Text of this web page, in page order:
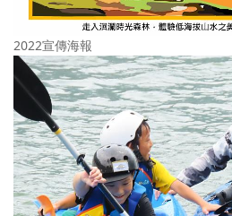
2022宣傳海報